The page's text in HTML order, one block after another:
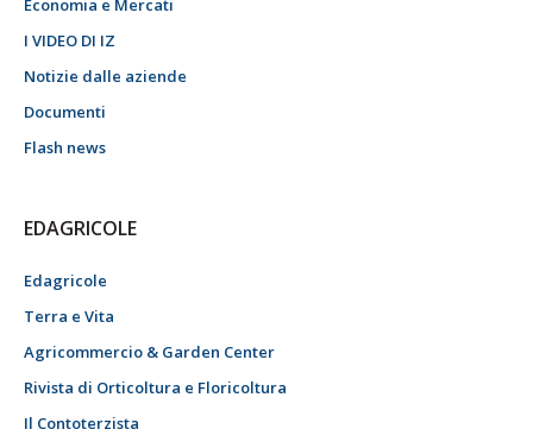
Economia e Mercati
I VIDEO DI IZ
Notizie dalle aziende
Documenti
Flash news
EDAGRICOLE
Edagricole
Terra e Vita
Agricommercio & Garden Center
Rivista di Orticoltura e Floricoltura
Il Contoterzista